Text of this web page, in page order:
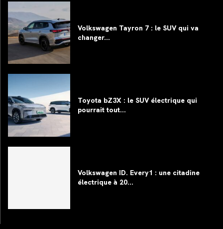
Volkswagen Tayron 7 : le SUV qui va
changer...
Toyota bZ3X : le SUV électrique qui
pourrait tout...
Volkswagen ID. Every1 : une citadine
électrique à 20...